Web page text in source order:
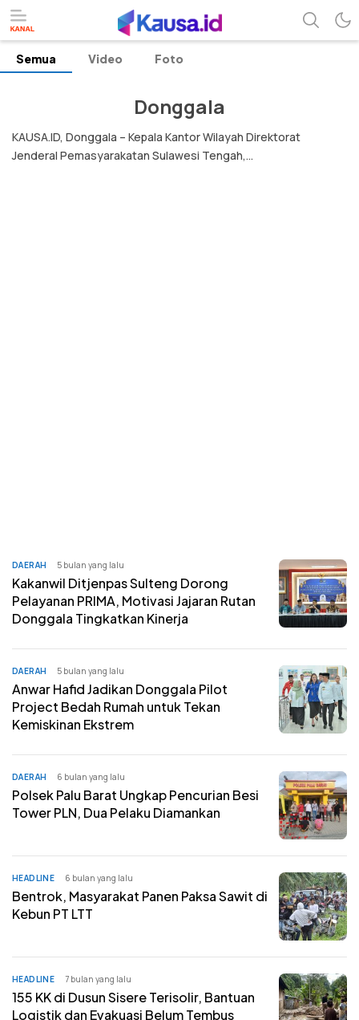
kausa
menuntaskan makna berita
Semua Video Foto
Donggala
KAUSA.ID, Donggala – Kepala Kantor Wilayah Direktorat
Jenderal Pemasyarakatan Sulawesi Tengah,...
DAERAH 5 bulan yang lalu
Kakanwil Ditjenpas Sulteng Dorong
Pelayanan PRIMA, Motivasi Jajaran Rutan
Donggala Tingkatkan Kinerja
DAERAH 5 bulan yang lalu
Anwar Hafid Jadikan Donggala Pilot
Project Bedah Rumah untuk Tekan
Kemiskinan Ekstrem
DAERAH 6 bulan yang lalu
Polsek Palu Barat Ungkap Pencurian Besi
Tower PLN, Dua Pelaku Diamankan
HEADLINE 6 bulan yang lalu
Bentrok, Masyarakat Panen Paksa Sawit di
Kebun PT LTT
HEADLINE 7 bulan yang lalu
155 KK di Dusun Sisere Terisolir, Bantuan
Logistik dan Evakuasi Belum Tembus